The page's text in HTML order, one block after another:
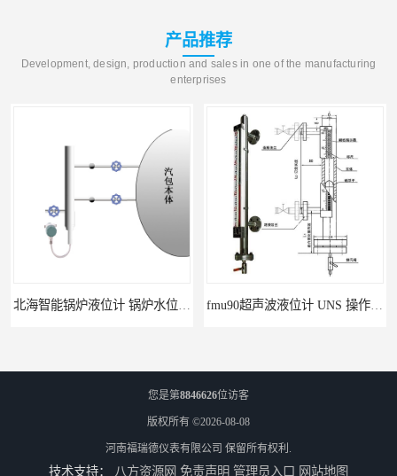
产品推荐
Development, design, production and sales in one of the manufacturing
enterprises
北海智能锅炉液位计 锅炉水位计厂商 自动适应自动校准 fmu90超声波液位计 UNS 操作简单
您是第8846626位访客
版权所有 ©2026-08-08
河南福瑞德仪表有限公司 保留所有权利.
技术支持： 八方资源网 免责声明 管理员入口 网站地图